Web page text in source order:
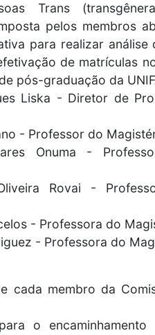
Trans
pelos membros
para realizar análise
de matrículas
pós-graduação da
Liska - Diretor de
- Professor do
Onuma -
Rovai -
- Professora do
- Professora do
cada membro da
o encaminhamento